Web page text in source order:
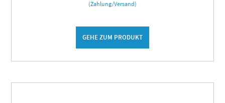
(Zahlung/Versand)
GEHE ZUM PRODUKT